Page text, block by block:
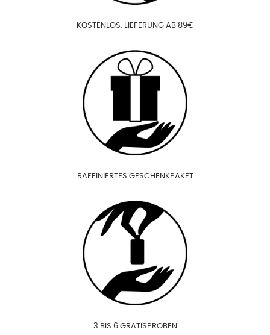
KOSTENLOS, LIEFERUNG AB 89€
RAFFINIERTES GESCHENKPAKET
3 BIS 6 GRATISPROBEN